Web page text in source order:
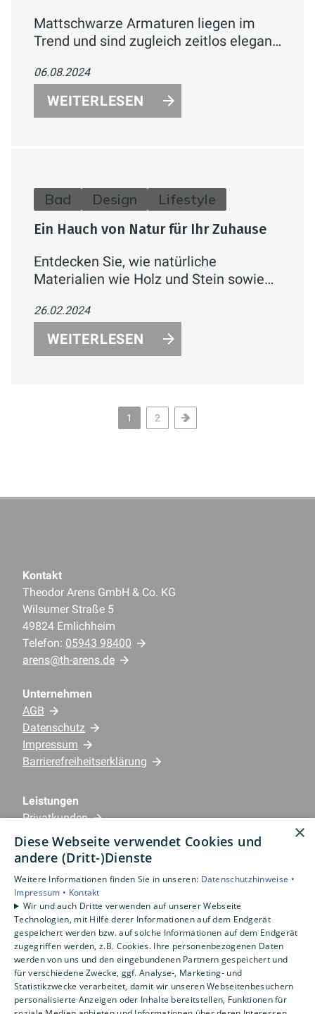
Mattschwarze Armaturen liegen im
Trend und sind zugleich zeitlos elegant.
mattschwarzen Varianten Phantom
Black und Matt Black.
06.08.2024
WEITERLESEN
Bad Design Lifestyle
Ein Hauch von Natur für Ihr Zuhause
Entdecken Sie, wie natürliche
Materialien wie Holz und Stein sowie
eine entspannende Oase verwandeln
können. Erfahren Sie mehr über den
Trend zu nachhaltiger Gestaltung und
26.02.2024
WEITERLESEN
1 2
Kontakt
Theodor Arens GmbH & Co. KG
Wilsumer Straße 5
49824 Emlichheim
Telefon: 05943 98400
arens@th-arens.de
Unternehmen
AGB
Datenschutz
Impressum
Barrierefreiheitserklärung
Leistungen
Privatkunden
Gewerbekunden
Karriere
Unternehmen
Standorte
Emlichheim
×
Diese Webseite verwendet Cookies und
andere (Dritt-)Dienste
Weitere Informationen finden Sie in unseren: Datenschutzhinweise •
Impressum • Kontakt
Wir und auch Dritte verwenden auf unserer Webseite
Technologien, mit Hilfe derer Informationen auf dem Endgerät
gespeichert werden bzw. auf solche Informationen auf dem Endgerät
zugegriffen werden, z.B. Cookies. Ihre personenbezogenen Daten
werden von uns und den eingebundenen Partnern gespeichert und
für verschiedene Zwecke, ggf. Analyse-, Marketing- und
Statistikzwecke verarbeitet, damit wir unseren Webseitenbesuchern
personalisierte Anzeigen oder Inhalte bereitstellen, Funktionen für